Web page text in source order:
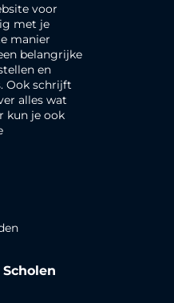
voor
met je
manier
belangrijke
en
Ook schrijft
alles wat
kun je ook
Scholen